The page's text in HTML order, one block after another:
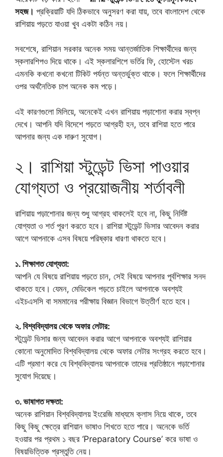
সহজ। প্রক্রিয়াটি যদি ঠিকভাবে অনুসরণ করা যায়, তবে বাংলাদেশ থেকে
রাশিয়ায় পড়তে যাওয়া খুব একটা কঠিন নয়।
সবশেষে, রাশিয়ান সরকার অনেক সময় আন্তর্জাতিক শিক্ষার্থীদের জন্য
স্কলারশিপও দিয়ে থাকে। এই স্কলারশিপে ভর্তির ফি, হোস্টেল খরচ
এমনকি কখনো কখনো টিকিট পর্যন্ত অন্তর্ভুক্ত থাকে। ফলে শিক্ষার্থীদের
ওপর অর্থনৈতিক চাপ অনেক কম পড়ে।
এই কারণগুলো মিলিয়ে, অনেকেই এখন রাশিয়ায় পড়াশোনা করার স্বপ্ন
দেখে। আপনি যদি বিদেশে পড়তে আগ্রহী হন, তবে রাশিয়া হতে পারে
আপনার জন্য এক দারুণ সুযোগ।
২। রাশিয়া স্টুডেন্ট ভিসা পাওয়ার
যোগ্যতা ও প্রয়োজনীয় শর্তাবলী
রাশিয়ায় পড়াশোনার জন্য শুধু আগ্রহ থাকলেই হবে না, কিছু নির্দিষ্ট
যোগ্যতা ও শর্ত পূরণ করতে হবে। রাশিয়া স্টুডেন্ট ভিসার আবেদন করার
আগে আপনাকে এসব বিষয়ে পরিষ্কার ধারণা থাকতে হবে।
১. শিক্ষাগত যোগ্যতা:
আপনি যে বিষয়ে রাশিয়ায় পড়তে চান, সেই বিষয়ে আপনার পূর্বশিক্ষার সনদ
থাকতে হবে। যেমন, মেডিকেল পড়তে চাইলে আপনাকে অবশ্যই
এইচএসসি বা সমমানের পরীক্ষায় বিজ্ঞান বিভাগে উত্তীর্ণ হতে হবে।
২. বিশ্ববিদ্যালয় থেকে অফার লেটার:
স্টুডেন্ট ভিসার জন্য আবেদন করার আগে আপনাকে অবশ্যই রাশিয়ার
কোনো অনুমোদিত বিশ্ববিদ্যালয় থেকে অফার লেটার সংগ্রহ করতে হবে।
এটি প্রমাণ করে যে বিশ্ববিদ্যালয় আপনাকে তাদের প্রতিষ্ঠানে পড়াশোনার
সুযোগ দিয়েছে।
৩. ভাষাগত দক্ষতা:
অনেক রাশিয়ান বিশ্ববিদ্যালয় ইংরেজি মাধ্যমে ক্লাস নিয়ে থাকে, তবে
কিছু কিছু ক্ষেত্রে রাশিয়ান ভাষাও শিখতে হতে পারে। অনেকে ভর্তি
হওয়ার পর প্রথম ১ বছর ‘Preparatory Course’ করে ভাষা ও
বিষয়ভিত্তিক প্রস্তুতি নেয়।